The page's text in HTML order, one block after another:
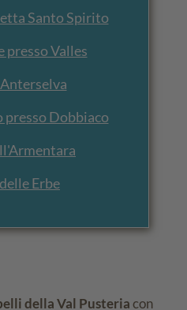
Santo Spirito
presso Valles
presso Dobbiaco
Erbe
della Val Pusteriacon